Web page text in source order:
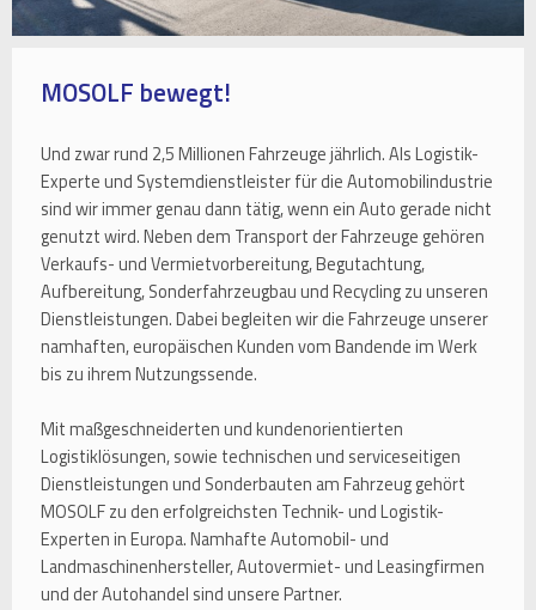
MOSOLF bewegt!
Und zwar rund 2,5 Millionen Fahrzeuge jährlich. Als Logistik-
Experte und Systemdienstleister für die Automobilindustrie
sind wir immer genau dann tätig, wenn ein Auto gerade nicht
genutzt wird. Neben dem Transport der Fahrzeuge gehören
Verkaufs- und Vermietvorbereitung, Begutachtung,
Aufbereitung, Sonderfahrzeugbau und Recycling zu unseren
Dienstleistungen. Dabei begleiten wir die Fahrzeuge unserer
namhaften, europäischen Kunden vom Bandende im Werk
bis zu ihrem Nutzungssende.
Mit maßgeschneiderten und kundenorientierten
Logistiklösungen, sowie technischen und serviceseitigen
Dienstleistungen und Sonderbauten am Fahrzeug gehört
MOSOLF zu den erfolgreichsten Technik- und Logistik-
Experten in Europa. Namhafte Automobil- und
Landmaschinenhersteller, Autovermiet- und Leasingfirmen
und der Autohandel sind unsere Partner.